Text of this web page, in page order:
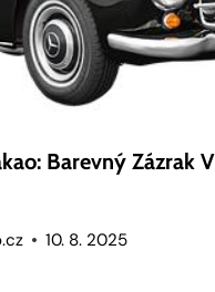
Barevný Zázrak V
10. 8. 2025